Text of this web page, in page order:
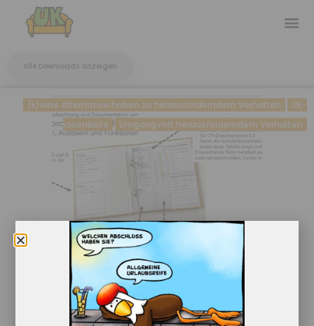
Alle Downloads anzeigen
(k)eine Alternative haben zu herausforderndem Verhalten
UK-
Ideenkiste
Umgang mit herausforderndem Verhalten